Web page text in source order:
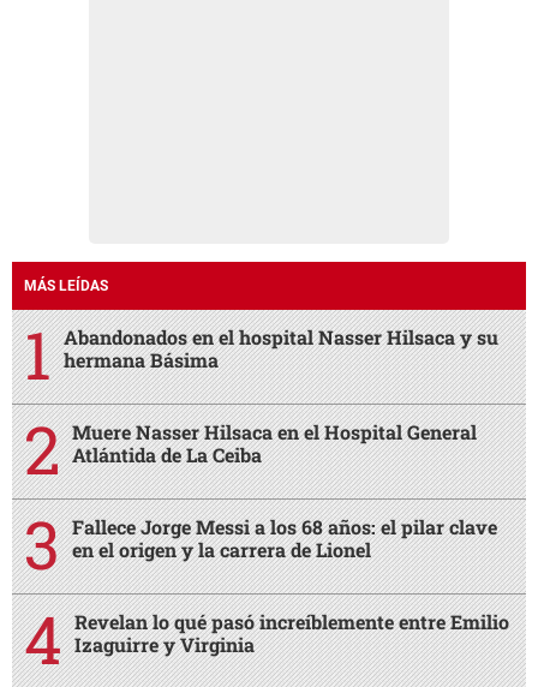
MÁS LEÍDAS
Abandonados en el hospital Nasser Hilsaca y su
hermana Básima
Muere Nasser Hilsaca en el Hospital General
Atlántida de La Ceiba
Fallece Jorge Messi a los 68 años: el pilar clave
en el origen y la carrera de Lionel
Revelan lo qué pasó increíblemente entre Emilio
Izaguirre y Virginia